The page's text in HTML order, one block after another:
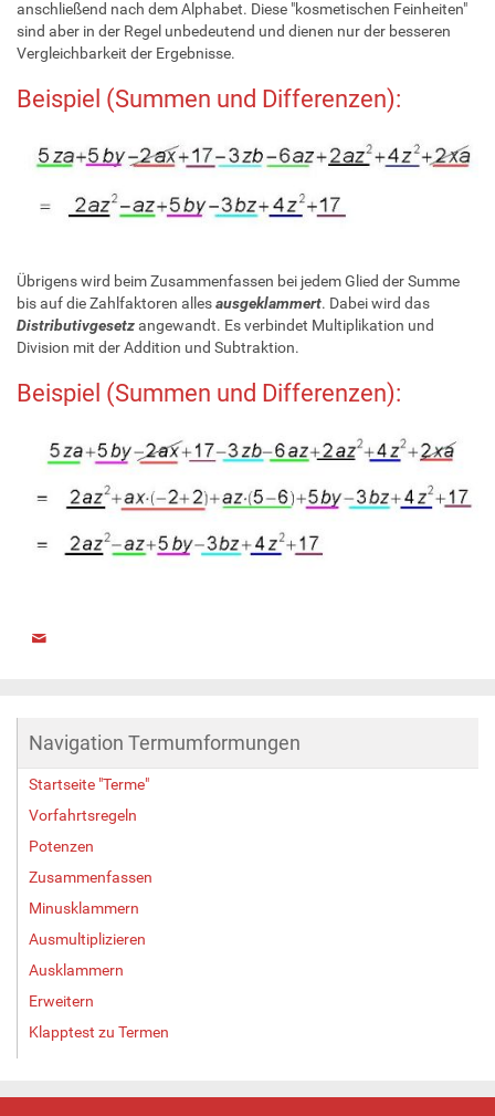
anschließend nach dem Alphabet. Diese "kosmetischen Feinheiten"
sind aber in der Regel unbedeutend und dienen nur der besseren
Vergleichbarkeit der Ergebnisse.
Beispiel (Summen und Differenzen):
Übrigens wird beim Zusammenfassen bei jedem Glied der Summe
bis auf die Zahlfaktoren allesausgeklammert. Dabei wird das
Distributivgesetzangewandt. Es verbindet Multiplikation und
Division mit der Addition und Subtraktion.
Beispiel (Summen und Differenzen):
Navigation Termumformungen
Startseite "Terme"
Vorfahrtsregeln
Potenzen
Zusammenfassen
Minusklammern
Ausmultiplizieren
Ausklammern
Erweitern
Klapptest zu Termen